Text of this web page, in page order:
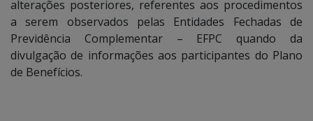
alterações posteriores, referentes aos procedimentos
a serem observados pelas Entidades Fechadas de
Previdência Complementar – EFPC quando da
divulgação de informações aos participantes do Plano
de Benefícios.